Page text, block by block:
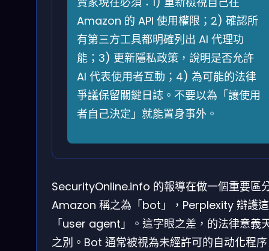
Amazon 的 API 使用權限；2) 確認所
有第三方工具都明確列出 AI 代理功
能；3) 更新隱私政策，說明是否允許
AI 代表使用者互動；4) 為可能的法律
爭議保留關鍵日誌。不要以為「讓使用
者自己決定」就能置身事外。
SecurityOnline.info 的報導在做一個重要區
Amazon 稱之為「bot」，Perplexity 辯護
「user agent」。這字眼之差，的法律意義
之別。Bot 通常被視為未經許可的自动化程